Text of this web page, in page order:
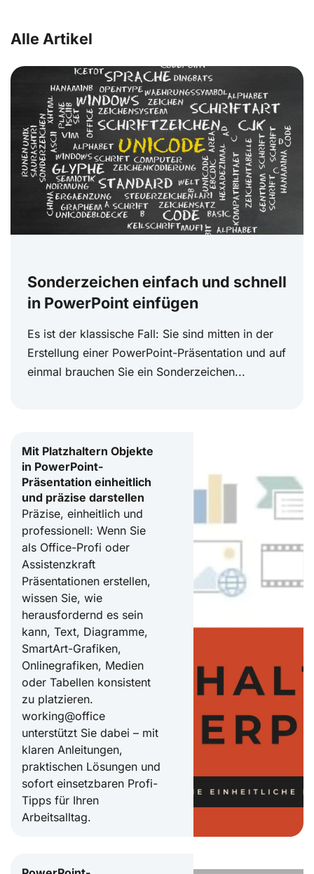
Alle Artikel
Sonderzeichen einfach und schnell
in PowerPoint einfügen
Es ist der klassische Fall: Sie sind mitten in der
Erstellung einer PowerPoint-Präsentation und auf
einmal brauchen Sie ein Sonderzeichen...
Mit Platzhaltern Objekte
in PowerPoint-
Präsentation einheitlich
und präzise darstellen
Präzise, einheitlich und
professionell: Wenn Sie
als Office-Profi oder
Assistenzkraft
Präsentationen erstellen,
wissen Sie, wie
herausfordernd es sein
kann, Text, Diagramme,
SmartArt-Grafiken,
Onlinegrafiken, Medien
oder Tabellen konsistent
zu platzieren.
working@office
unterstützt Sie dabei – mit
klaren Anleitungen,
praktischen Lösungen und
sofort einsetzbaren Profi-
Tipps für Ihren
Arbeitsalltag.